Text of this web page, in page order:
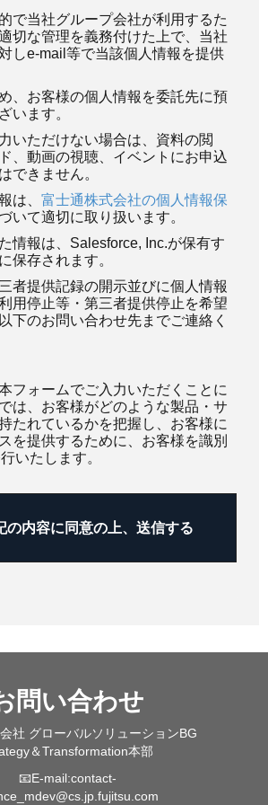
で当社グループ会社が利用するた
切な管理を義務付けた上で、当社
しe-mail等で当該個人情報を提供
、お客様の個人情報を委託先に預
います。
いただけない場合は、資料の閲
、動画の視聴、イベントにお申込
できません。
は、 富士通株式会社の個人情報保
いて適切に取り扱います。
情報は、Salesforce, Inc.が保有す
保存されます。
者提供記録の開示並びに個人情報
用停止等・第三者提供停止を希望
下のお問い合わせ先までご連絡く
フォームでご入力いただくことに
は、お客様がどのような製品・サ
たれているかを把握し、お客様に
を提供するために、お客様を識別
いたします。
問い合わせ
社 グローバルソリューションBG
＆Transformation本部
📧E-mail:contact-